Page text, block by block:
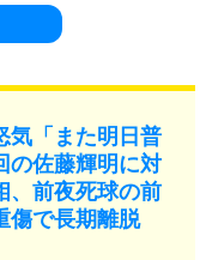
気「また明日普
の佐藤輝明に対
、前夜死球の前
傷で長期離脱